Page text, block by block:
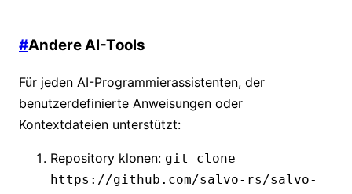
#Andere AI-Tools
Für jeden AI-Programmierassistenten, der
benutzerdefinierte Anweisungen oder
Kontextdateien unterstützt:
Repository klonen: git clone
https://github.com/salvo-rs/salvo-